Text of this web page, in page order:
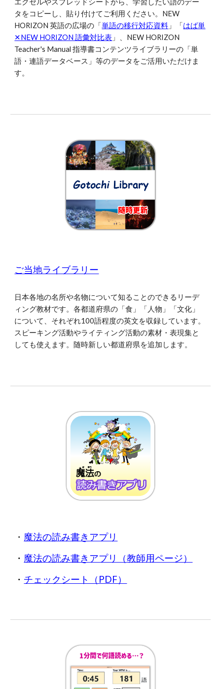
エクセルやスプレッドシートから、学習したい語のデー
タをコピーし、貼り付けてご利用ください。NEW
HORIZON 英語の広場の「単語の移行対応資料 」「 はば単
✕NEW HORIZON 語彙対比表 」、NEW HORIZON
Teacher's Manual 指導書コンテンツライブラリーの「単
語・連語データベース」等のデータをご活用いただけま
す。
ご当地ライブラリー
日本各地の名所や名物について知ることのできるリーデ
ィング教材です。各都道府県の「食」「人物」「文化」
について、それぞれ100語程度の英文を収録しています。
スピーキング活動やライティング活動の素材・表現集と
しても使えます。随時新しい都道府県を追加します。
・ 魔法の読み書きアプリ
・ 魔法の読み書きアプリ（教師用ページ）
・ チェックシート（PDF）